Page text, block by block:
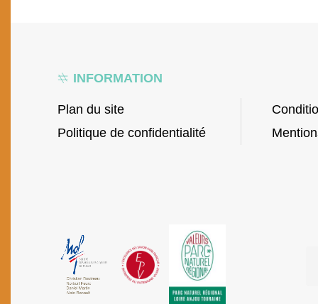
INFORMATION
Plan du site
Politique de confidentialité